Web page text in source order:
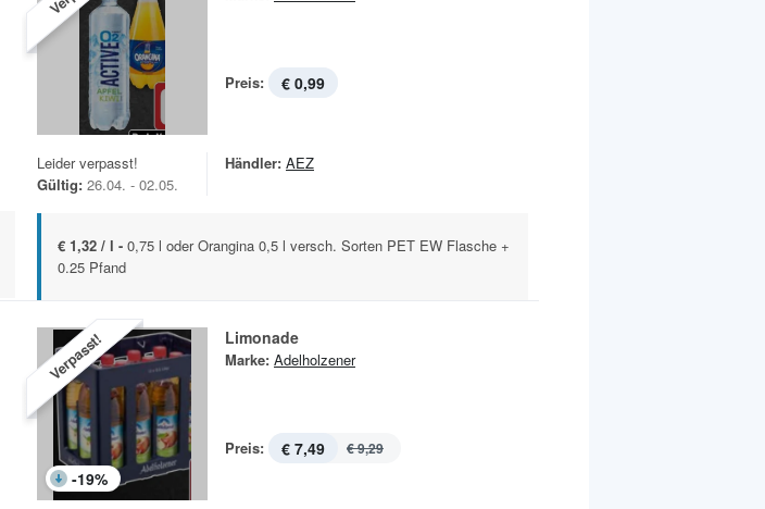
Preis: € 0,99
Leider verpasst!
Gültig: 26.04. - 02.05.
Händler: AEZ
€ 1,32 / l - 0,75 l oder Orangina 0,5 l versch. Sorten PET EW Flasche +
0.25 Pfand
Verpasst!
-19%
Limonade
Marke: Adelholzener
Preis: € 7,49 € 9,29